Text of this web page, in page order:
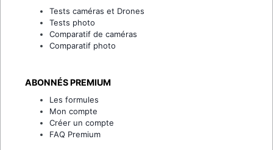
Tests caméras et Drones
Tests photo
Comparatif de caméras
Comparatif photo
ABONNÉS PREMIUM
Les formules
Mon compte
Créer un compte
FAQ Premium